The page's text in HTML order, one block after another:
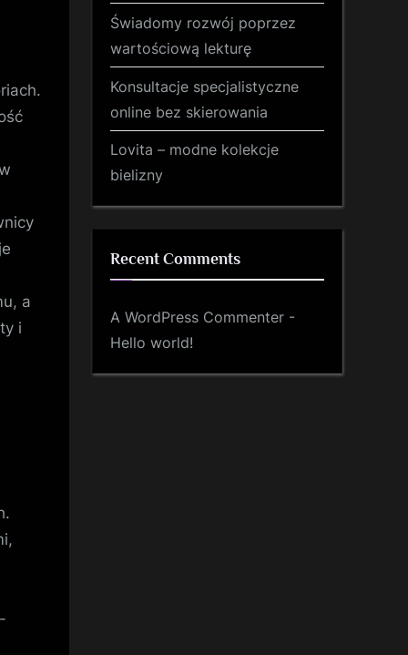
a
i
Świadomy rozwój poprzez
wartościową lekturę
Konsultacje specjalistyczne
online bez skierowania
Lovita – modne kolekcje
bielizny
Recent Comments
A WordPress Commenter -
Hello world!